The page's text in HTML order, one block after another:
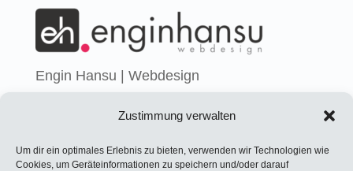
Zustimmung verwalten
Um dir ein optimales Erlebnis zu bieten, verwenden wir Technologien wie
Cookies, um Geräteinformationen zu speichern und/oder darauf
Engin Hansu | Webdesign